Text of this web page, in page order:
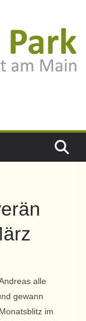
alle
gewann
im